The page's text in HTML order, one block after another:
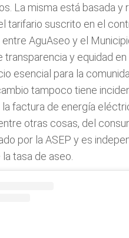
La misma está basada y
tarifario suscrito en el
AguAseo y el
transparencia y equidad
esencial para la
tampoco tiene
la factura de energía
otras cosas, del
por la ASEP y es
tasa de aseo.